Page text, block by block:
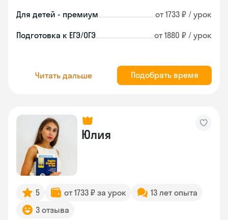
Для детей - премиум от 1733 ₽ / урок
Подготовка к ЕГЭ/ОГЭ от 1880 ₽ / урок
Читать дальше Подобрать время
Юлия
5 от 1733 ₽ за урок
13 лет опыта
3 отзыва